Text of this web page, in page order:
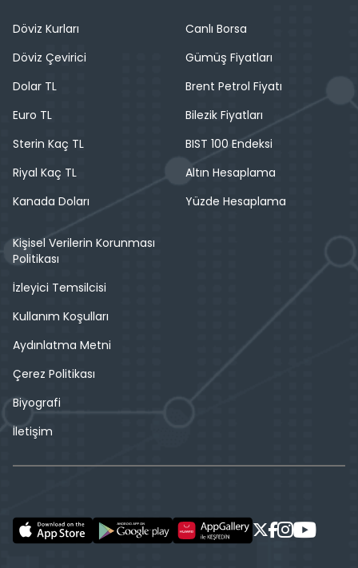
Döviz Kurları
Döviz Çevirici
Dolar TL
Euro TL
Sterin Kaç TL
Riyal Kaç TL
Kanada Doları
Canlı Borsa
Gümüş Fiyatları
Brent Petrol Fiyatı
Bilezik Fiyatları
BIST 100 Endeksi
Altın Hesaplama
Yüzde Hesaplama
Kişisel Verilerin Korunması
Politikası
İzleyici Temsilcisi
Kullanım Koşulları
Aydınlatma Metni
Çerez Politikası
Biyografi
İletişim